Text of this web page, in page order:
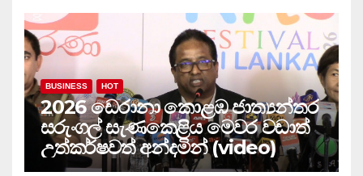
BUSINESS HOT
2026 ඩෙරානා කොළඹ ජාත්‍යන්තර
සරුංගල් සැණකෙළිය මෙවර වඩාත්
උත්කර්ෂවත් අන්දමින් (video)